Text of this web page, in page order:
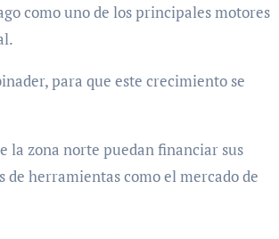
como uno de los principales motores
para que este crecimiento se
la zona norte puedan financiar sus
herramientas como el mercado de